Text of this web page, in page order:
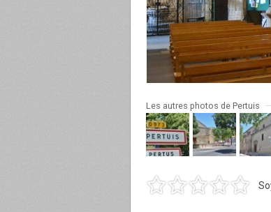
Les autres photos de Pertuis